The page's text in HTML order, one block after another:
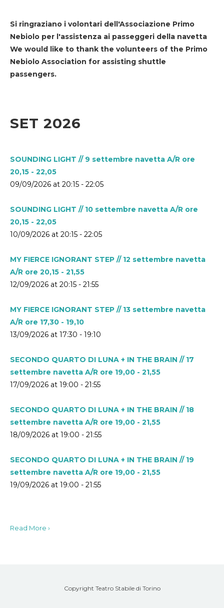
Si ringraziano i volontari dell'Associazione Primo
Nebiolo per l'assistenza ai passeggeri della navetta
We would like to thank the volunteers of the Primo
Nebiolo Association for assisting shuttle
passengers.
SET 2026
SOUNDING LIGHT // 9 settembre navetta A/R ore
20,15 - 22,05
09/09/2026 at 20:15 - 22:05
SOUNDING LIGHT // 10 settembre navetta A/R ore
20,15 - 22,05
10/09/2026 at 20:15 - 22:05
MY FIERCE IGNORANT STEP // 12 settembre navetta
A/R ore 20,15 - 21,55
12/09/2026 at 20:15 - 21:55
MY FIERCE IGNORANT STEP // 13 settembre navetta
A/R ore 17,30 - 19,10
13/09/2026 at 17:30 - 19:10
SECONDO QUARTO DI LUNA + IN THE BRAIN // 17
settembre navetta A/R ore 19,00 - 21,55
17/09/2026 at 19:00 - 21:55
SECONDO QUARTO DI LUNA + IN THE BRAIN // 18
settembre navetta A/R ore 19,00 - 21,55
18/09/2026 at 19:00 - 21:55
SECONDO QUARTO DI LUNA + IN THE BRAIN // 19
settembre navetta A/R ore 19,00 - 21,55
19/09/2026 at 19:00 - 21:55
Read More ›
Copyright Teatro Stabile di Torino